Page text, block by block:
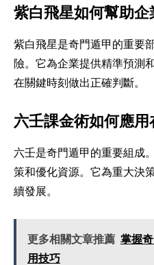
紫白飛星如何幫助企
紫白飛星是奇門遁甲的重要
險。它為企業提供精準預測
在關鍵時刻做出正確判斷。
六壬課金術如何應用
六壬是奇門遁甲的重要組成
策和優化資源。它為重大決
續發展。
更多相關文章推薦 掌握
用技巧